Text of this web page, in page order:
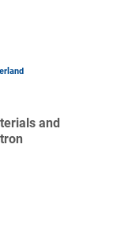
and